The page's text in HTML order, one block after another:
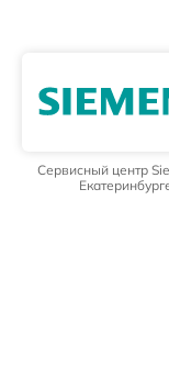
Сервисный центр